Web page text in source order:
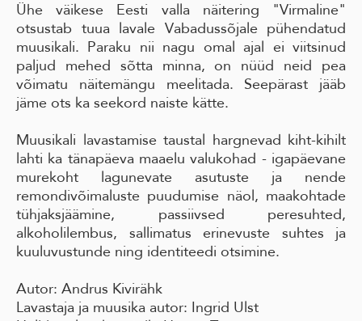
Ühe väikese Eesti valla näitering "Virmaline"
otsustab tuua lavale Vabadussõjale pühendatud
muusikali. Paraku nii nagu omal ajal ei viitsinud
paljud mehed sõtta minna, on nüüd neid pea
võimatu näitemängu meelitada. Seepärast jääb
jäme ots ka seekord naiste kätte.
Muusikali lavastamise taustal hargnevad kiht-kihilt
lahti ka tänapäeva maaelu valukohad - igapäevane
murekoht lagunevate asutuste ja nende
remondivõimaluste puudumise näol, maakohtade
tühjaksjäämine, passiivsed peresuhted,
alkoholilembus, sallimatus erinevuste suhtes ja
kuuluvustunde ning identiteedi otsimine.
Autor: Andrus Kivirähk
Lavastaja ja muusika autor: Ingrid Ulst